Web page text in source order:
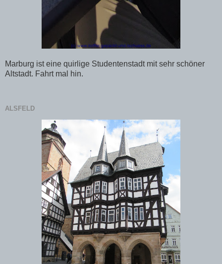
Marburg ist eine quirlige Studentenstadt mit sehr schöner
Altstadt. Fahrt mal hin.
ALSFELD